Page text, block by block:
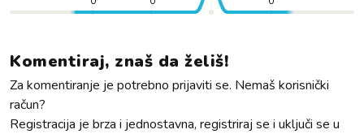
Komentiraj, znaš da želiš!
Za komentiranje je potrebno prijaviti se. Nemaš korisnički
račun?
Registracija je brza i jednostavna, registriraj se i uključi se u